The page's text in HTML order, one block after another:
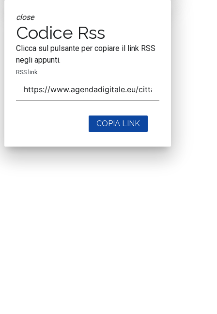
close
Codice Rss
Clicca sul pulsante per copiare il link RSS
negli appunti.
RSS link
COPIA LINK